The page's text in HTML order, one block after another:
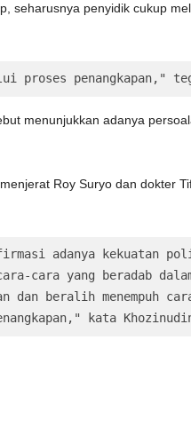
seharusnya penyidik cukup
proses penangkapan,"
menunjukkan adanya
Roy Suryo dan dokter
adanya kekuatan
cara yang beradab
dan beralih menempuh
kata